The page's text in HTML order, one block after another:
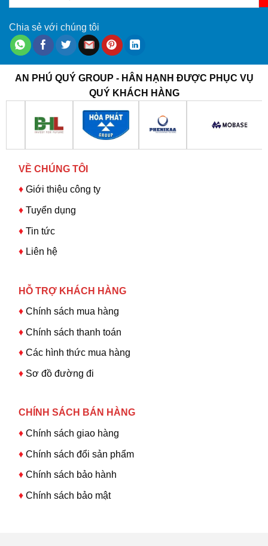
Chia sẻ với chúng tôi
AN PHÚ QUÝ GROUP - HÂN HẠNH ĐƯỢC PHỤC VỤ
QUÝ KHÁCH HÀNG
VỀ CHÚNG TÔI
♦ Giới thiệu công ty
♦Tuyển dụng
♦ Tin tức
♦ Liên hệ
HỖ TRỢ KHÁCH HÀNG
♦Chính sách mua hàng
♦ Chính sách thanh toán
♦ Các hình thức mua hàng
♦ Sơ đồ đường đi
CHÍNH SÁCH BÁN HÀNG
♦ Chính sách giao hàng
♦ Chính sách đổi sản phẩm
♦ Chính sách bảo hành
♦ Chính sách bảo mật